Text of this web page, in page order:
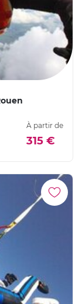
À partir de
315 €